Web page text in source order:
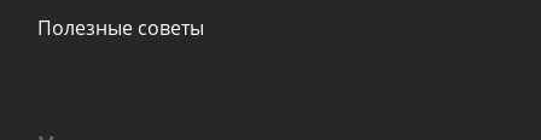
Полезные советы